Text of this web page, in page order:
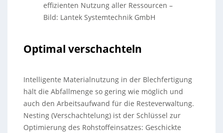
effizienten Nutzung aller Ressourcen–
Bild: Lantek Systemtechnik GmbH
Optimal verschachteln
Intelligente Materialnutzung in der Blechfertigung
hält die Abfallmenge so gering wie möglich und
auch den Arbeitsaufwand für die Resteverwaltung.
Nesting (Verschachtelung) ist der Schlüssel zur
Optimierung des Rohstoffeinsatzes: Geschickte